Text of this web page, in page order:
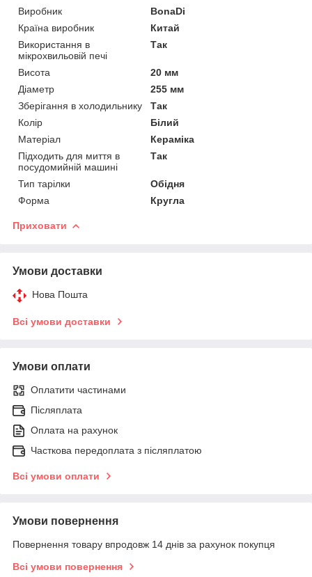
Виробник
BonaDi
Країна виробник
Китай
Використання в
мікрохвильовій печі
Так
Висота
20 мм
Діаметр
255 мм
Зберігання в холодильнику
Так
Колір
Білий
Матеріал
Кераміка
Підходить для миття в
посудомийній машині
Так
Тип тарілки
Обідня
Форма
Кругла
Приховати
Умови доставки
Нова Пошта
Всі умови доставки
Умови оплати
Оплатити частинами
Післяплата
Оплата на рахунок
Часткова передоплата з післяплатою
Всі умови оплати
Умови повернення
Повернення товару впродовж 14 днів за рахунок покупця
Всі умови повернення